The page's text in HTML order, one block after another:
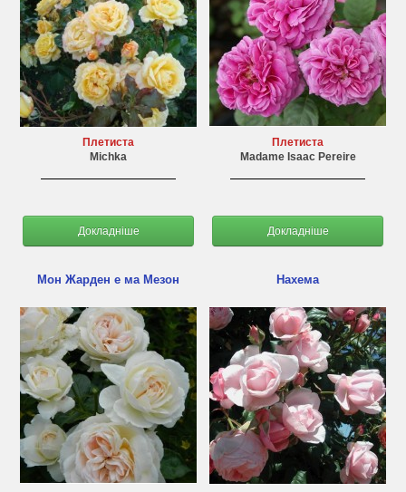
Плетиста
Michka
Докладніше
Плетиста
Madame Isaac Pereire
Докладніше
Мон Жарден е ма Мезон Нахема